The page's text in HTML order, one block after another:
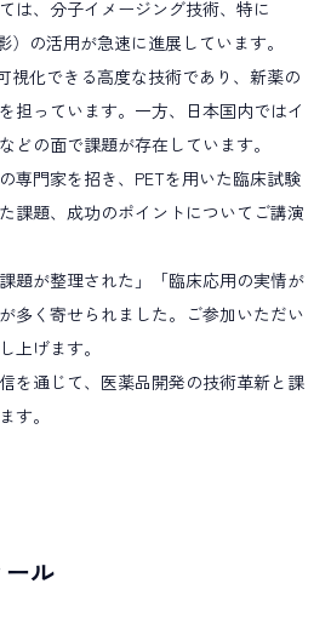
研修 多様な働き方
データマネジメント
ト
薬事コンサルティング
は、分子イメージング技術、特に
）の活用が急速に進展しています。
視化できる高度な技術であり、新薬の
担っています。一方、日本国内ではイ
どの面で課題が存在しています。
専門家を招き、PETを用いた臨床試験
課題、成功のポイントについてご講演
題が整理された」「臨床応用の実情が
多く寄せられました。ご参加いただい
上げます。
を通じて、医薬品開発の技術革新と課
す。
ル